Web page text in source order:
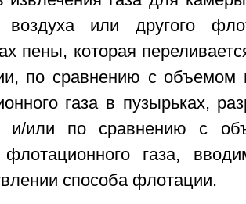
воздуха или другого
пены, которая
по сравнению с объемом
газа в пузырьках,
и/или по сравнению с
флотационного газа,
способа флотации.